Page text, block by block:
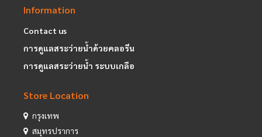
Information
Contact us
การดูแลสระว่ายน้ำด้วยคลอรีน
การดูแลสระว่ายน้ำ ระบบเกลือ
Store Location
กรุงเทพ
สมุทรปราการ